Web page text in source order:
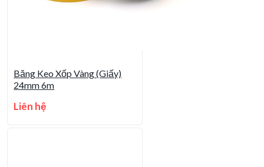
Băng Keo Xốp Vàng (Giấy)
24mm 6m
Liên hệ